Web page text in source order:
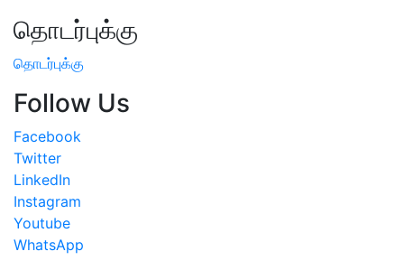
தொடர்புக்கு
தொடர்புக்கு
Follow Us
Facebook
Twitter
LinkedIn
Instagram
Youtube
WhatsApp